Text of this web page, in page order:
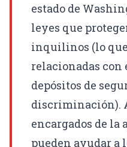
estado de
leyes que
inquilinos (lo
relacionadas con
depósitos de
discriminación).
encargados de
pueden ayudar